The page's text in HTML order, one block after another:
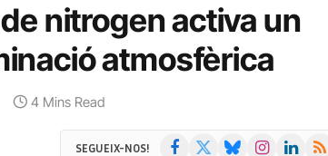
nitrogen activa un
atmosfèrica
4 Mins Read
SEGUEIX-NOS! Facebook BlueskyInstagramLinkedIn
RSS